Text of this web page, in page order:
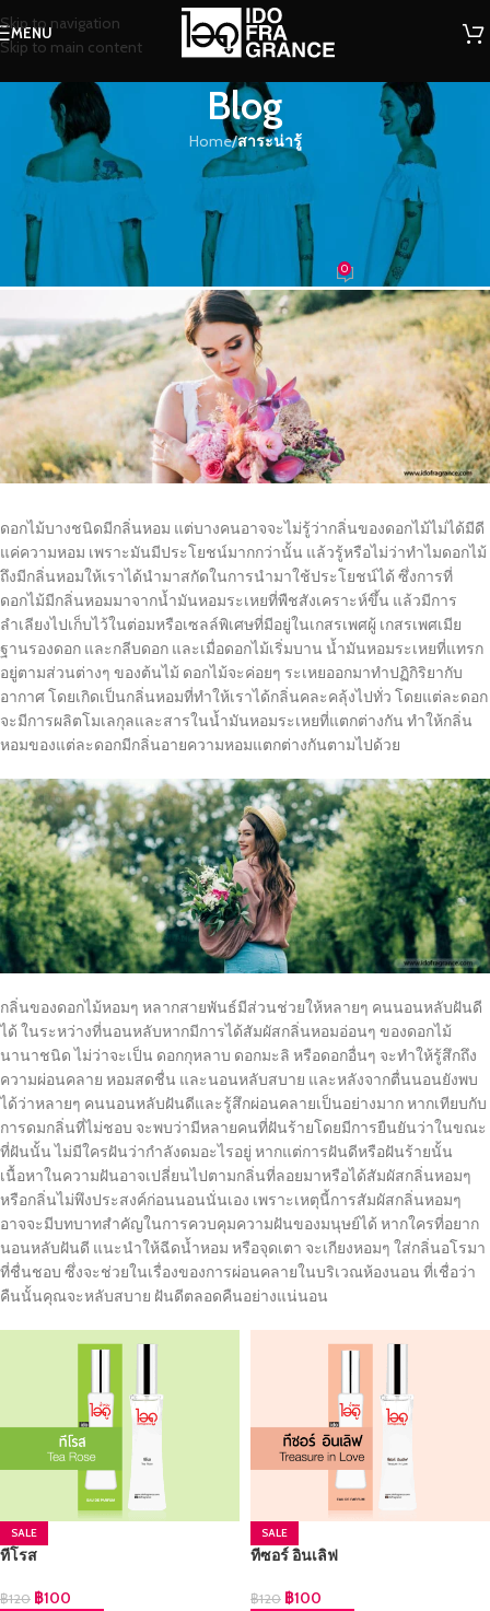
Skip to navigation
Skip to main content
MENU
Blog
Home/สาระน่ารู้
สาระน่ารู้
กลิ่นกรุ่นหอมๆ ของดอกไม้ ความหอม
จากธรรมชาติสรรค์สร้าง
น้องน้ำหอม On 15/06/2018 0
ดอกไม้บางชนิดมีกลิ่นหอม แต่บางคนอาจจะไม่รู้ว่ากลิ่นของดอกไม้ไม่ได้มีดี
แค่ความหอม เพราะมันมีประโยชน์มากกว่านั้น แล้วรู้หรือไม่ว่าทำไมดอกไม้
ถึงมีกลิ่นหอมให้เราได้นำมาสกัดในการนำมาใช้ประโยชน์ได้ ซึ่งการที่
ดอกไม้มีกลิ่นหอมมาจากน้ำมันหอมระเหยที่พืชสังเคราะห์ขึ้น แล้วมีการ
ลำเลียงไปเก็บไว้ในต่อมหรือเซลล์พิเศษที่มีอยู่ในเกสรเพศผู้ เกสรเพศเมีย
ฐานรองดอก และกลีบดอก และเมื่อดอกไม้เริ่มบาน น้ำมันหอมระเหยที่แทรก
อยู่ตามส่วนต่างๆ ของต้นไม้ ดอกไม้จะค่อยๆ ระเหยออกมาทำปฏิกิริยากับ
อากาศ โดยเกิดเป็นกลิ่นหอมที่ทำให้เราได้กลิ่นคละคลุ้งไปทั่ว โดยแต่ละดอก
จะมีการผลิตโมเลกุลและสารในน้ำมันหอมระเหยที่แตกต่างกัน ทำให้กลิ่น
หอมของแต่ละดอกมีกลิ่นอายความหอมแตกต่างกันตามไปด้วย
กลิ่นของดอกไม้หอมๆ หลากสายพันธ์มีส่วนช่วยให้หลายๆ คนนอนหลับฝันดี
ได้ ในระหว่างที่นอนหลับหากมีการได้สัมผัสกลิ่นหอมอ่อนๆ ของดอกไม้
นานาชนิด ไม่ว่าจะเป็น ดอกกุหลาบ ดอกมะลิ หรือดอกอื่นๆ จะทำให้รู้สึกถึง
ความผ่อนคลาย หอมสดชื่น และนอนหลับสบาย และหลังจากตื่นนอนยังพบ
ได้ว่าหลายๆ คนนอนหลับฝันดีและรู้สึกผ่อนคลายเป็นอย่างมาก หากเทียบกับ
การดมกลิ่นที่ไม่ชอบ จะพบว่ามีหลายคนที่ฝันร้ายโดยมีการยืนยันว่าในขณะ
ที่ฝันนั้น ไม่มีใครฝันว่ากำลังดมอะไรอยู่ หากแต่การฝันดีหรือฝันร้ายนั้น
เนื้อหาในความฝันอาจเปลี่ยนไปตามกลิ่นที่ลอยมาหรือได้สัมผัสกลิ่นหอมๆ
หรือกลิ่นไม่พึงประสงค์ก่อนนอนนั่นเอง เพราะเหตุนี้การสัมผัสกลิ่นหอมๆ
อาจจะมีบทบาทสำคัญในการควบคุมความฝันของมนุษย์ได้ หากใครที่อยาก
นอนหลับฝันดี แนะนำให้ฉีดน้ำหอม หรือจุดเตา จะเกียงหอมๆ ใส่กลิ่นอโรมา
ที่ชื่นชอบ ซึ่งจะช่วยในเรื่องของการผ่อนคลายในบริเวณห้องนอน ที่เชื่อว่า
คืนนั้นคุณจะหลับสบาย ฝันดีตลอดคืนอย่างแน่นอน
SALE
ทีโรส
฿120 ฿100
SALE
ทีซอร์ อินเลิฟ
฿120 ฿100